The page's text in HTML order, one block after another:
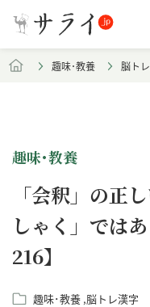
趣味･教養 脳ト
趣味･教養
「会釈」の正
しゃく」では
216】
趣味･教養 脳トレ漢字